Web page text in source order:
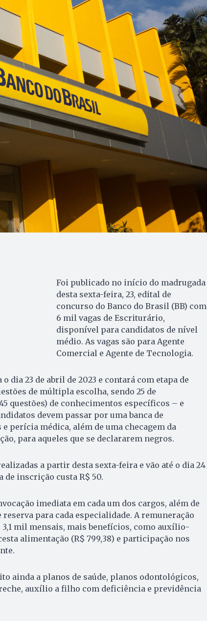
Foi publicado no início do madrugada
desta sexta-feira, 23, edital de
concurso do Banco do Brasil (BB) com
6 mil vagas de Escriturário,
disponível para candidatos de nível
médio. As vagas são para Agente
Comercial e Agente de Tecnologia.
dia 23 de abril de 2023 e contará com etapa de
de múltipla escolha, sendo 25 de
questões) de conhecimentos específicos – e
devem passar por uma banca de
perícia médica, além de uma checagem da
para aqueles que se declararem negros.
a partir desta sexta-feira e vão até o dia 24
de inscrição custa R$ 50.
imediata em cada um dos cargos, além de
para cada especialidade. A remuneração
3,1 mil mensais, mais benefícios, como auxílio-
alimentação (R$ 799,38) e participação nos
ainda a planos de saúde, planos odontológicos,
auxílio a filho com deficiência e previdência